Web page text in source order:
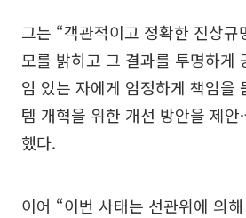
그는 “객관적이고 정확한 진상규
모를 밝히고 그 결과를 투명하게
임 있는 자에게 엄정하게 책임을
템 개혁을 위한 개선 방안을 제안
했다.
이어 “이번 사태는 선관위에 의